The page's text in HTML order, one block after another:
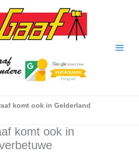
komt ook in Gelderland
komt ook in